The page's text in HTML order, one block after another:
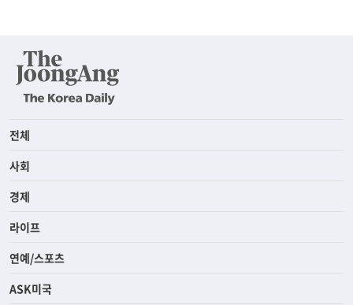
전체
사회
경제
라이프
연예/스포츠
ASK미국